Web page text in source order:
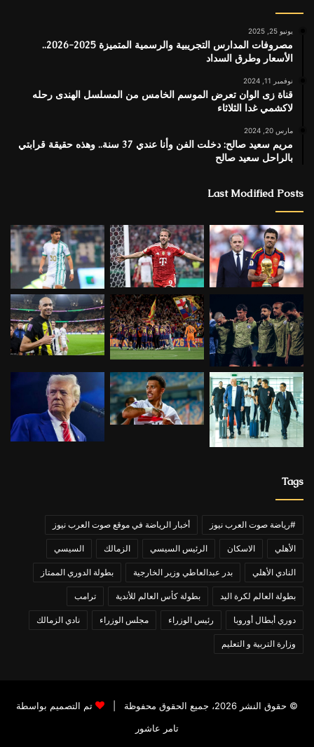
يونيو 25, 2025
مصروفات المدارس التجريبية والرسمية المتميزة 2025-2026..
الأسعار وطرق السداد
نوفمبر 11, 2024
قناة زى الوان تعرض الموسم الخامس من المسلسل الهندى رحله
لاكشمي غدا الثلاثاء
مارس 20, 2024
مريم سعيد صالح: دخلت الفن وأنا عندي 37 سنة.. وهذه حقيقة قرابتي
بالراحل سعيد صالح
Last Modified Posts
Tags
#رياضة صوت العرب نيوز أخبار الرياضة في موقع صوت العرب نيوز
الأهلي الاسكان الرئيس السيسي الزمالك السيسي
النادي الأهلي بدر عبدالعاطي وزير الخارجية بطولة الدوري الممتاز
بطولة العالم لكرة اليد بطولة كأس العالم للأندية ترامب
دوري أبطال أوروبا رئيس الوزراء مجلس الوزراء نادي الزمالك
وزارة التربية و التعليم
© حقوق النشر 2026، جميع الحقوق محفوظة |
تم التصميم بواسطة
تامر عاشور